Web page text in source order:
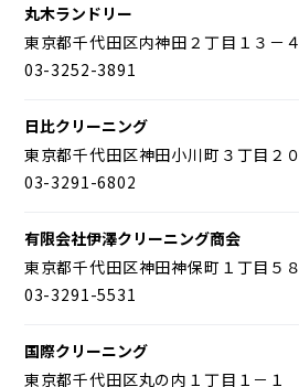
丸木ランドリー
東京都千代田区内神田２丁目１３－４
03-3252-3891
日比クリーニング
東京都千代田区神田小川町３丁目２０
03-3291-6802
有限会社伊澤クリーニング商会
東京都千代田区神田神保町１丁目５８
03-3291-5531
国際クリーニング
東京都千代田区丸の内１丁目１－１